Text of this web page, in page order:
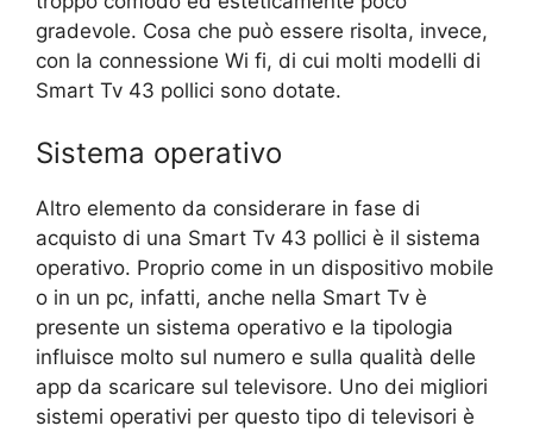
gradevole. Cosa che può essere risolta, invece,
con la connessione Wi fi, di cui molti modelli di
Smart Tv 43 pollici sono dotate.
Sistema operativo
Altro elemento da considerare in fase di
acquisto di una Smart Tv 43 pollici è il sistema
operativo. Proprio come in un dispositivo mobile
o in un pc, infatti, anche nella Smart Tv è
presente un sistema operativo e la tipologia
influisce molto sul numero e sulla qualità delle
app da scaricare sul televisore. Uno dei migliori
sistemi operativi per questo tipo di televisori è